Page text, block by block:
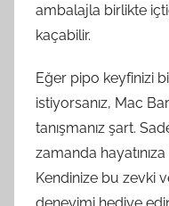
ambalajla birlikte
kaçabilir.
Eğer pipo keyfinizi
istiyorsanız, Mac
tanışmanız şart.
zamanda
Kendinize bu zevki
deneyimi hediye